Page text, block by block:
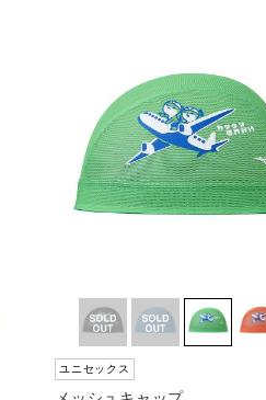
ユニセックス